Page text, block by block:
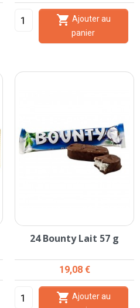

panier
24 Bounty Lait 57 g
Prix
19,08 €
